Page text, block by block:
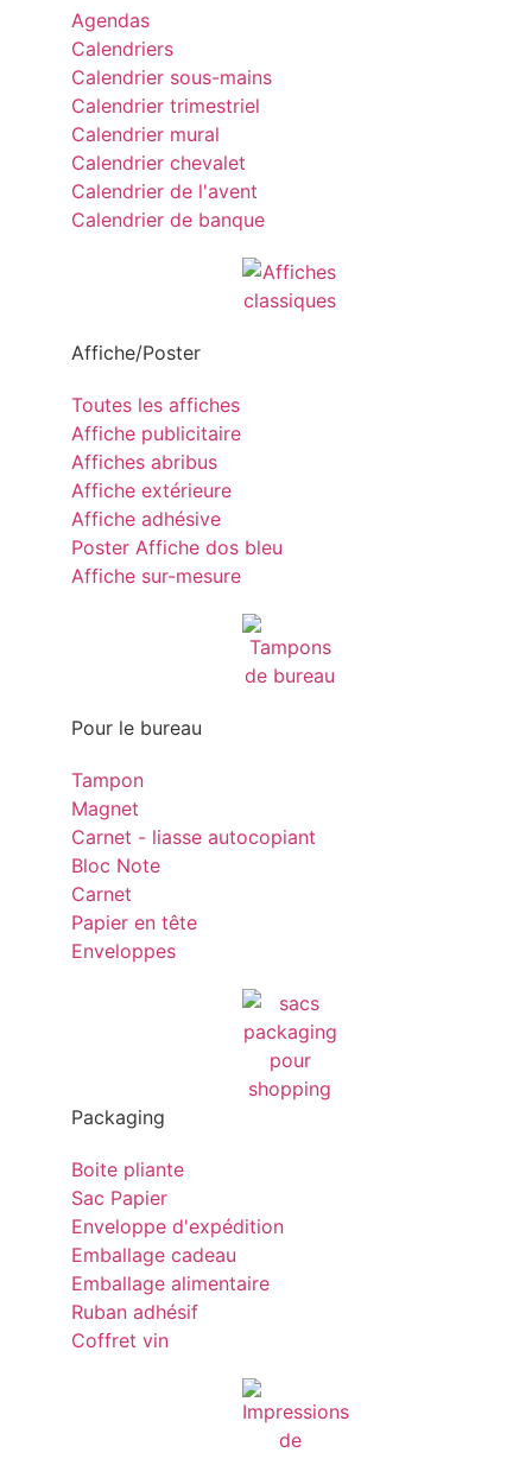
Agendas
Calendriers
Calendrier sous-mains
Calendrier trimestriel
Calendrier mural
Calendrier chevalet
Calendrier de l'avent
Calendrier de banque
Affiche/Poster
Toutes les affiches
Affiche publicitaire
Affiches abribus
Affiche extérieure
Affiche adhésive
Poster Affiche dos bleu
Affiche sur-mesure
Pour le bureau
Tampon
Magnet
Carnet - liasse autocopiant
Bloc Note
Carnet
Papier en tête
Enveloppes
Packaging
Boite pliante
Sac Papier
Enveloppe d'expédition
Emballage cadeau
Emballage alimentaire
Ruban adhésif
Coffret vin